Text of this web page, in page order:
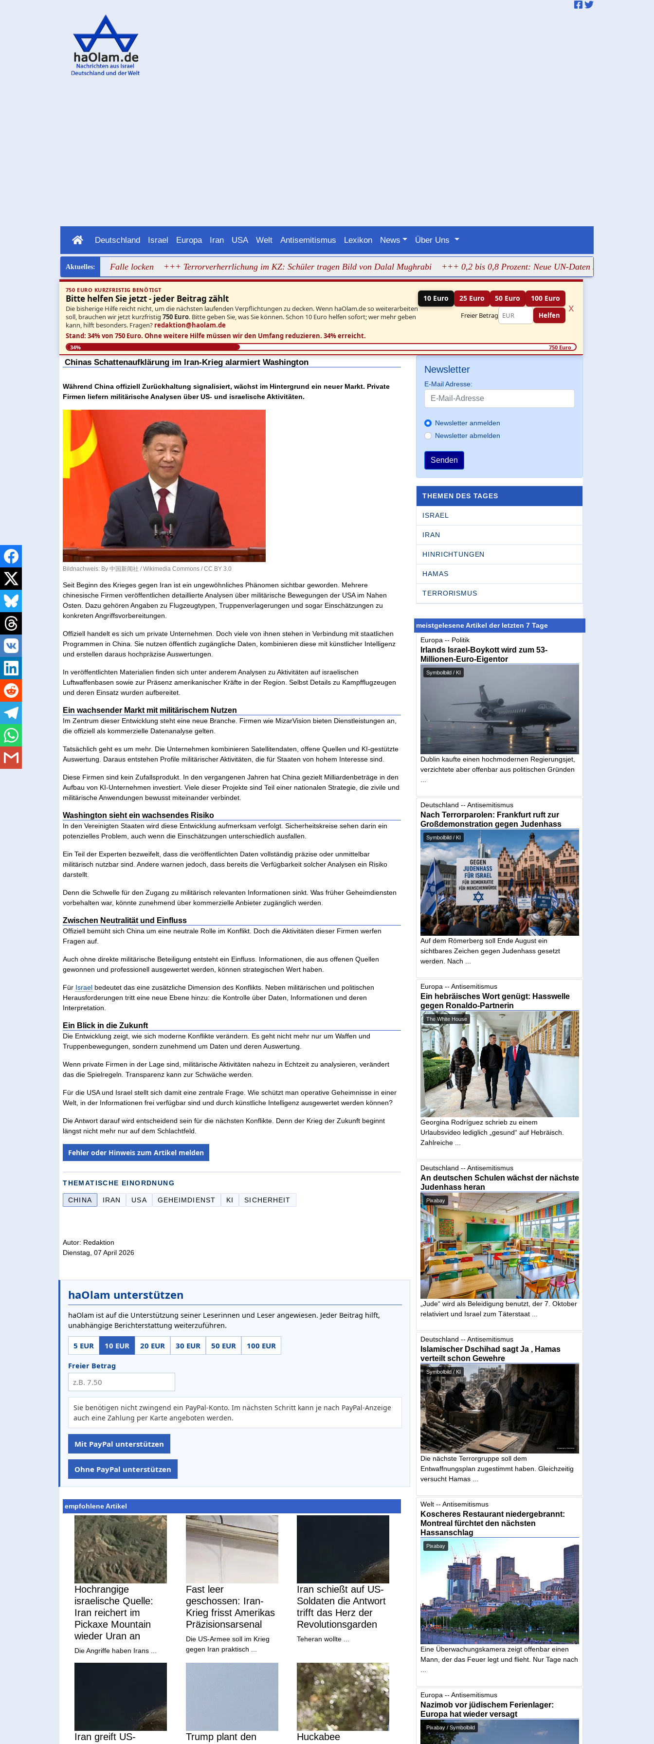
Deutschland Israel Europa Iran USA Welt Antisemitismus Lexikon News Über Uns
in die Falle locken +++ Terrorverherrlichung im KZ: Schüler tragen Bild von Dalal Mughrabi +++ 0,2 bis 0,8 Prozent: Neue UN-Daten stellen Gaza-
750 EURO KURZFRISTIG BENÖTIGT
Bitte helfen Sie jetzt - jeder Beitrag zählt
Die bisherige Hilfe reicht nicht, um die nächsten laufenden Verpflichtungen zu decken. Wenn haOlam.de so weiterarbeiten
soll, brauchen wir jetzt kurzfristig 750 Euro. Bitte geben Sie, was Sie können. Schon 10 Euro helfen sofort; wer mehr geben
kann, hilft besonders. Fragen? redaktion@haolam.de
10 Euro 25 Euro 50 Euro 100 Euro
Freier Betrag Helfen
x
Stand: 34% von 750 Euro. Ohne weitere Hilfe müssen wir den Umfang reduzieren. 34% erreicht.
34% 750 Euro
Chinas Schattenaufklärung im Iran-Krieg alarmiert Washington
Während China offiziell Zurückhaltung signalisiert, wächst im Hintergrund ein neuer Markt. Private
Firmen liefern militärische Analysen über US- und israelische Aktivitäten.
Bildnachweis: By 中国新闻社 /Wikimedia Commons /CC BY 3.0
Seit Beginn des Krieges gegen Iran ist ein ungewöhnliches Phänomen sichtbar geworden. Mehrere
chinesische Firmen veröffentlichen detaillierte Analysen über militärische Bewegungen der USA im Nahen
Osten. Dazu gehören Angaben zu Flugzeugtypen, Truppenverlagerungen und sogar Einschätzungen zu
konkreten Angriffsvorbereitungen.
Offiziell handelt es sich um private Unternehmen. Doch viele von ihnen stehen in Verbindung mit staatlichen
Programmen in China. Sie nutzen öffentlich zugängliche Daten, kombinieren diese mit künstlicher Intelligenz
und erstellen daraus hochpräzise Auswertungen.
In veröffentlichten Materialien finden sich unter anderem Analysen zu Aktivitäten auf israelischen
Luftwaffenbasen sowie zur Präsenz amerikanischer Kräfte in der Region. Selbst Details zu Kampfflugzeugen
und deren Einsatz wurden aufbereitet.
Ein wachsender Markt mit militärischem Nutzen
Im Zentrum dieser Entwicklung steht eine neue Branche. Firmen wie MizarVision bieten Dienstleistungen an,
die offiziell als kommerzielle Datenanalyse gelten.
Tatsächlich geht es um mehr. Die Unternehmen kombinieren Satellitendaten, offene Quellen und KI-gestützte
Auswertung. Daraus entstehen Profile militärischer Aktivitäten, die für Staaten von hohem Interesse sind.
Diese Firmen sind kein Zufallsprodukt. In den vergangenen Jahren hat China gezielt Milliardenbeträge in den
Aufbau von KI-Unternehmen investiert. Viele dieser Projekte sind Teil einer nationalen Strategie, die zivile und
militärische Anwendungen bewusst miteinander verbindet.
Washington sieht ein wachsendes Risiko
In den Vereinigten Staaten wird diese Entwicklung aufmerksam verfolgt. Sicherheitskreise sehen darin ein
potenzielles Problem, auch wenn die Einschätzungen unterschiedlich ausfallen.
Ein Teil der Experten bezweifelt, dass die veröffentlichten Daten vollständig präzise oder unmittelbar
militärisch nutzbar sind. Andere warnen jedoch, dass bereits die Verfügbarkeit solcher Analysen ein Risiko
darstellt.
Denn die Schwelle für den Zugang zu militärisch relevanten Informationen sinkt. Was früher Geheimdiensten
vorbehalten war, könnte zunehmend über kommerzielle Anbieter zugänglich werden.
Zwischen Neutralität und Einfluss
Offiziell bemüht sich China um eine neutrale Rolle im Konflikt. Doch die Aktivitäten dieser Firmen werfen
Fragen auf.
Auch ohne direkte militärische Beteiligung entsteht ein Einfluss. Informationen, die aus offenen Quellen
gewonnen und professionell ausgewertet werden, können strategischen Wert haben.
Für Israel bedeutet das eine zusätzliche Dimension des Konflikts. Neben militärischen und politischen
Herausforderungen tritt eine neue Ebene hinzu: die Kontrolle über Daten, Informationen und deren
Interpretation.
Ein Blick in die Zukunft
Die Entwicklung zeigt, wie sich moderne Konflikte verändern. Es geht nicht mehr nur um Waffen und
Truppenbewegungen, sondern zunehmend um Daten und deren Auswertung.
Wenn private Firmen in der Lage sind, militärische Aktivitäten nahezu in Echtzeit zu analysieren, verändert
das die Spielregeln. Transparenz kann zur Schwäche werden.
Für die USA und Israel stellt sich damit eine zentrale Frage. Wie schützt man operative Geheimnisse in einer
Welt, in der Informationen frei verfügbar sind und durch künstliche Intelligenz ausgewertet werden können?
Die Antwort darauf wird entscheidend sein für die nächsten Konflikte. Denn der Krieg der Zukunft beginnt
längst nicht mehr nur auf dem Schlachtfeld.
Fehler oder Hinweis zum Artikel melden
THEMATISCHE EINORDNUNG
CHINA IRAN USA GEHEIMDIENST KI SICHERHEIT
Autor: Redaktion
Dienstag, 07 April 2026
haOlam unterstützen
haOlam ist auf die Unterstützung seiner Leserinnen und Leser angewiesen. Jeder Beitrag hilft,
unabhängige Berichterstattung weiterzuführen.
5 EUR 10 EUR 20 EUR 30 EUR 50 EUR 100 EUR
Freier Betrag
Sie benötigen nicht zwingend ein PayPal-Konto. Im nächsten Schritt kann je nach PayPal-Anzeige
auch eine Zahlung per Karte angeboten werden.
Mit PayPal unterstützen
Ohne PayPal unterstützen
empfohlene Artikel
Hochrangige
israelische Quelle:
Iran reichert im
Pickaxe Mountain
wieder Uran an
Die Angriffe haben Irans ...
Fast leer
geschossen: Iran-
Krieg frisst Amerikas
Präzisionsarsenal
Die US-Armee soll im Krieg
gegen Iran praktisch ...
Iran schießt auf US-
Soldaten die Antwort
trifft das Herz der
Revolutionsgarden
Teheran wollte ...
Iran greift US-
Trump plant den
Huckabee
Newsletter
E-Mail Adresse:
Newsletter anmelden
Newsletter abmelden
Senden
THEMEN DES TAGES
ISRAEL
IRAN
HINRICHTUNGEN
HAMAS
TERRORISMUS
meistgelesene Artikel der letzten 7 Tage
Europa -- Politik
Irlands Israel-Boykott wird zum 53-
Millionen-Euro-Eigentor
Symbolbild / KI
Dublin kaufte einen hochmodernen Regierungsjet,
verzichtete aber offenbar aus politischen Gründen
Deutschland -- Antisemitismus
Nach Terrorparolen: Frankfurt ruft zur
Großdemonstration gegen Judenhass
Symbolbild / KI
Auf dem Römerberg soll Ende August ein
sichtbares Zeichen gegen Judenhass gesetzt
werden. Nach ...
Europa -- Antisemitismus
Ein hebräisches Wort genügt: Hasswelle
gegen Ronaldo-Partnerin
The White House
Georgina Rodríguez schrieb zu einem
Urlaubsvideo lediglich „gesund“ auf Hebräisch.
Zahlreiche ...
Deutschland -- Antisemitismus
An deutschen Schulen wächst der nächste
Judenhass heran
Pixabay
„Jude“ wird als Beleidigung benutzt, der 7. Oktober
relativiert und Israel zum Täterstaat ...
Deutschland -- Antisemitismus
Islamischer Dschihad sagt Ja , Hamas
verteilt schon Gewehre
Symbolbild / KI
Die nächste Terrorgruppe soll dem
Entwaffnungsplan zugestimmt haben. Gleichzeitig
versucht Hamas ...
Welt -- Antisemitismus
Koscheres Restaurant niedergebrannt:
Montreal fürchtet den nächsten
Hassanschlag
Pixabay
Eine Überwachungskamera zeigt offenbar einen
Mann, der das Feuer legt und flieht. Nur Tage nach
Europa -- Antisemitismus
Nazimob vor jüdischem Ferienlager:
Europa hat wieder versagt
Pixabay / Symbolbild